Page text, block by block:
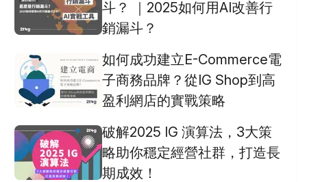
斗？ ｜2025如何用AI改善行
銷漏斗？
如何成功建立E-Commerce電
子商務品牌？從IG Shop到高
盈利網店的實戰策略
破解2025 IG 演算法，3大策
略助你穩定經營社群，打造長
期成效！